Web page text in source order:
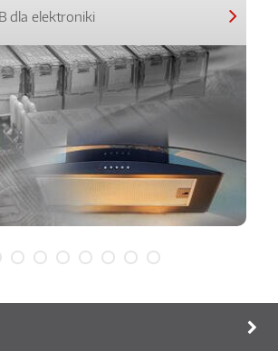
dla elektroniki